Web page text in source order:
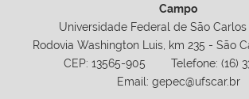
Campo
Universidade Federal de São Carlos
Rodovia Washington Luis, km 235 - São
CEP: 13565-905 Telefone: (16)
Email: gepec@ufscar.br